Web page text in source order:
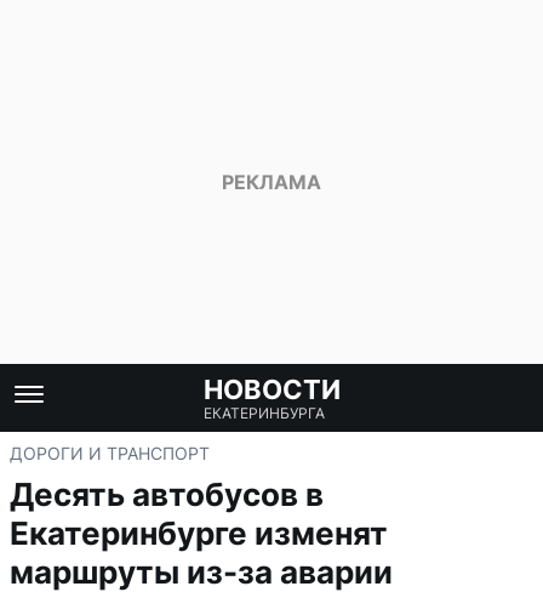
НОВОСТИ
ЕКАТЕРИНБУРГА
ДОРОГИ И ТРАНСПОРТ
Десять автобусов в
Екатеринбурге изменят
маршруты из-за аварии